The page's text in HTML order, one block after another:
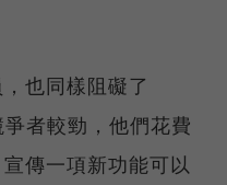
也同樣阻礙了
者較勁，他們花費
傳一項新功能可以